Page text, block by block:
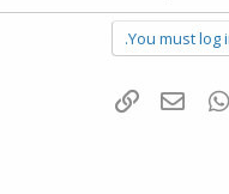
You must log
WhatsAppדואר אלקטרוני